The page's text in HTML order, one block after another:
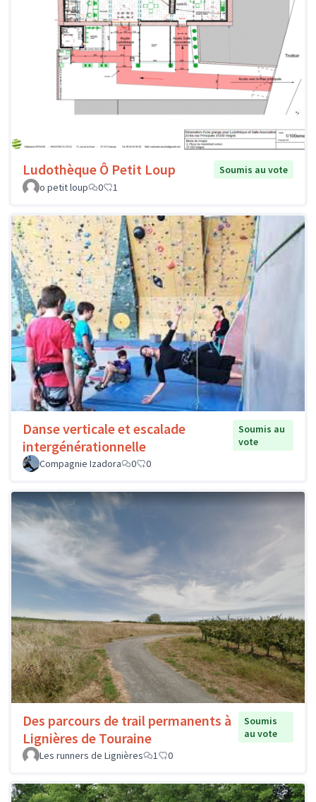
Ludothèque Ô Petit Loup
Soumis au vote
o petit loup
0 1
Danse verticale et escalade
intergénérationnelle
Soumis au
vote
Compagnie Izadora
0 0
Des parcours de trail permanents à
Lignières de Touraine
Soumis
au vote
Les runners de Lignières
1 0